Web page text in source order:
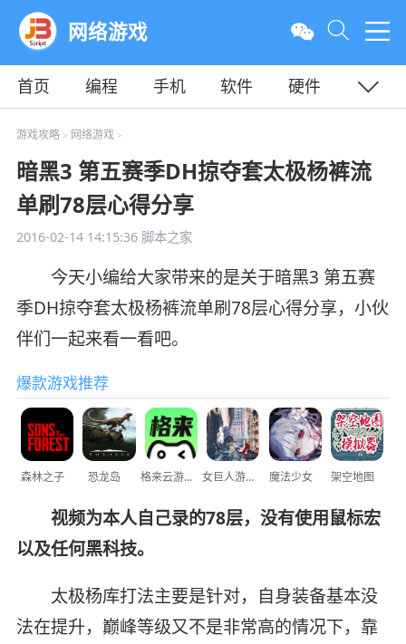
网络游戏
首页 编程 手机 软件
硬件
教程
平面
游戏攻略> 网络游戏>
暗黑3 第五赛季DH掠夺套太极杨裤流
单刷78层心得分享
2016-02-14 14:15:36脚本之家
今天小编给大家带来的是关于暗黑3 第五赛
季DH掠夺套太极杨裤流单刷78层心得分享，小伙
伴们一起来看一看吧。
爆款游戏推荐
森林之子 恐龙岛 格来云游戏 女巨人游乐场 魔法少女 架空地图
视频为本人自己录的78层，没有使用鼠标宏
以及任何黑科技。
太极杨库打法主要是针对，自身装备基本没
法在提升，巅峰等级又不是非常高的情况下，靠